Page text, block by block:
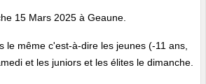
15 Mars 2025 à Geaune.
le même c'est-à-dire les jeunes (-11 ans,
et les juniors et les élites le dimanche.